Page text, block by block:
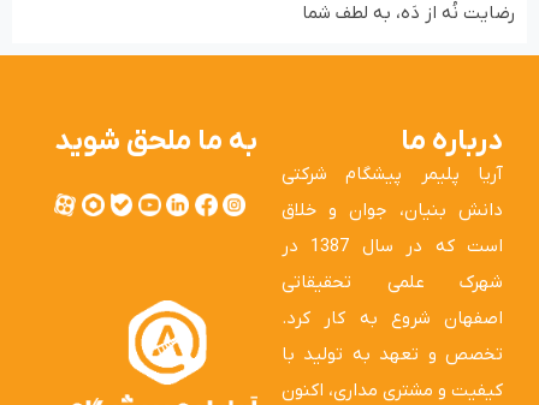
رضایت نُه از دَه، به لطف شما
درباره ما
آریا پلیمر پیشگام شرکتی
دانش بنیان، جوان و خلاق
است که در سال 1387 در
شهرک علمی تحقیقاتی
اصفهان شروع به کار کرد.
تخصص و تعهد به تولید با
کیفیت و مشتری مداری، اکنون
به ما ملحق شوید